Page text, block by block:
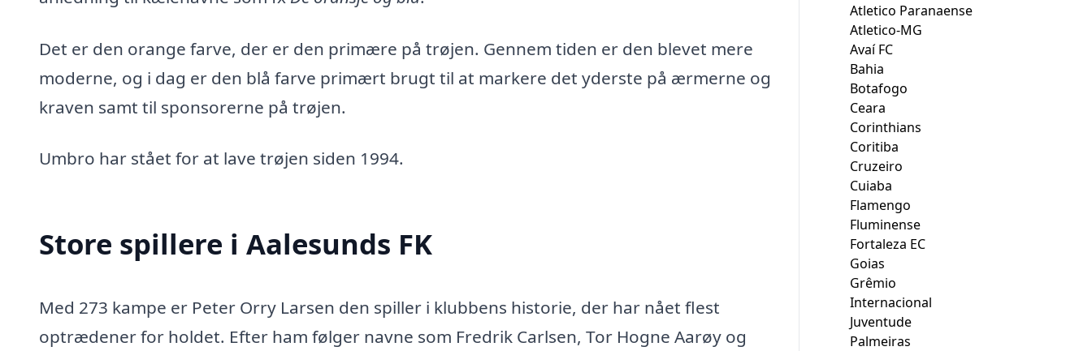
Det er den orange farve, der er den primære på trøjen. Gennem tiden er den blevet mere
moderne, og i dag er den blå farve primært brugt til at markere det yderste på ærmerne og
kraven samt til sponsorerne på trøjen.
Umbro har stået for at lave trøjen siden 1994.
Store spillere i Aalesunds FK
Med 273 kampe er Peter Orry Larsen den spiller i klubbens historie, der har nået flest
optrædener for holdet. Efter ham følger navne som Fredrik Carlsen, Tor Hogne Aarøy og
Atletico Paranaense
Atletico-MG
Avaí FC
Bahia
Botafogo
Ceara
Corinthians
Coritiba
Cruzeiro
Cuiaba
Flamengo
Fluminense
Fortaleza EC
Goias
Grêmio
Internacional
Juventude
Palmeiras